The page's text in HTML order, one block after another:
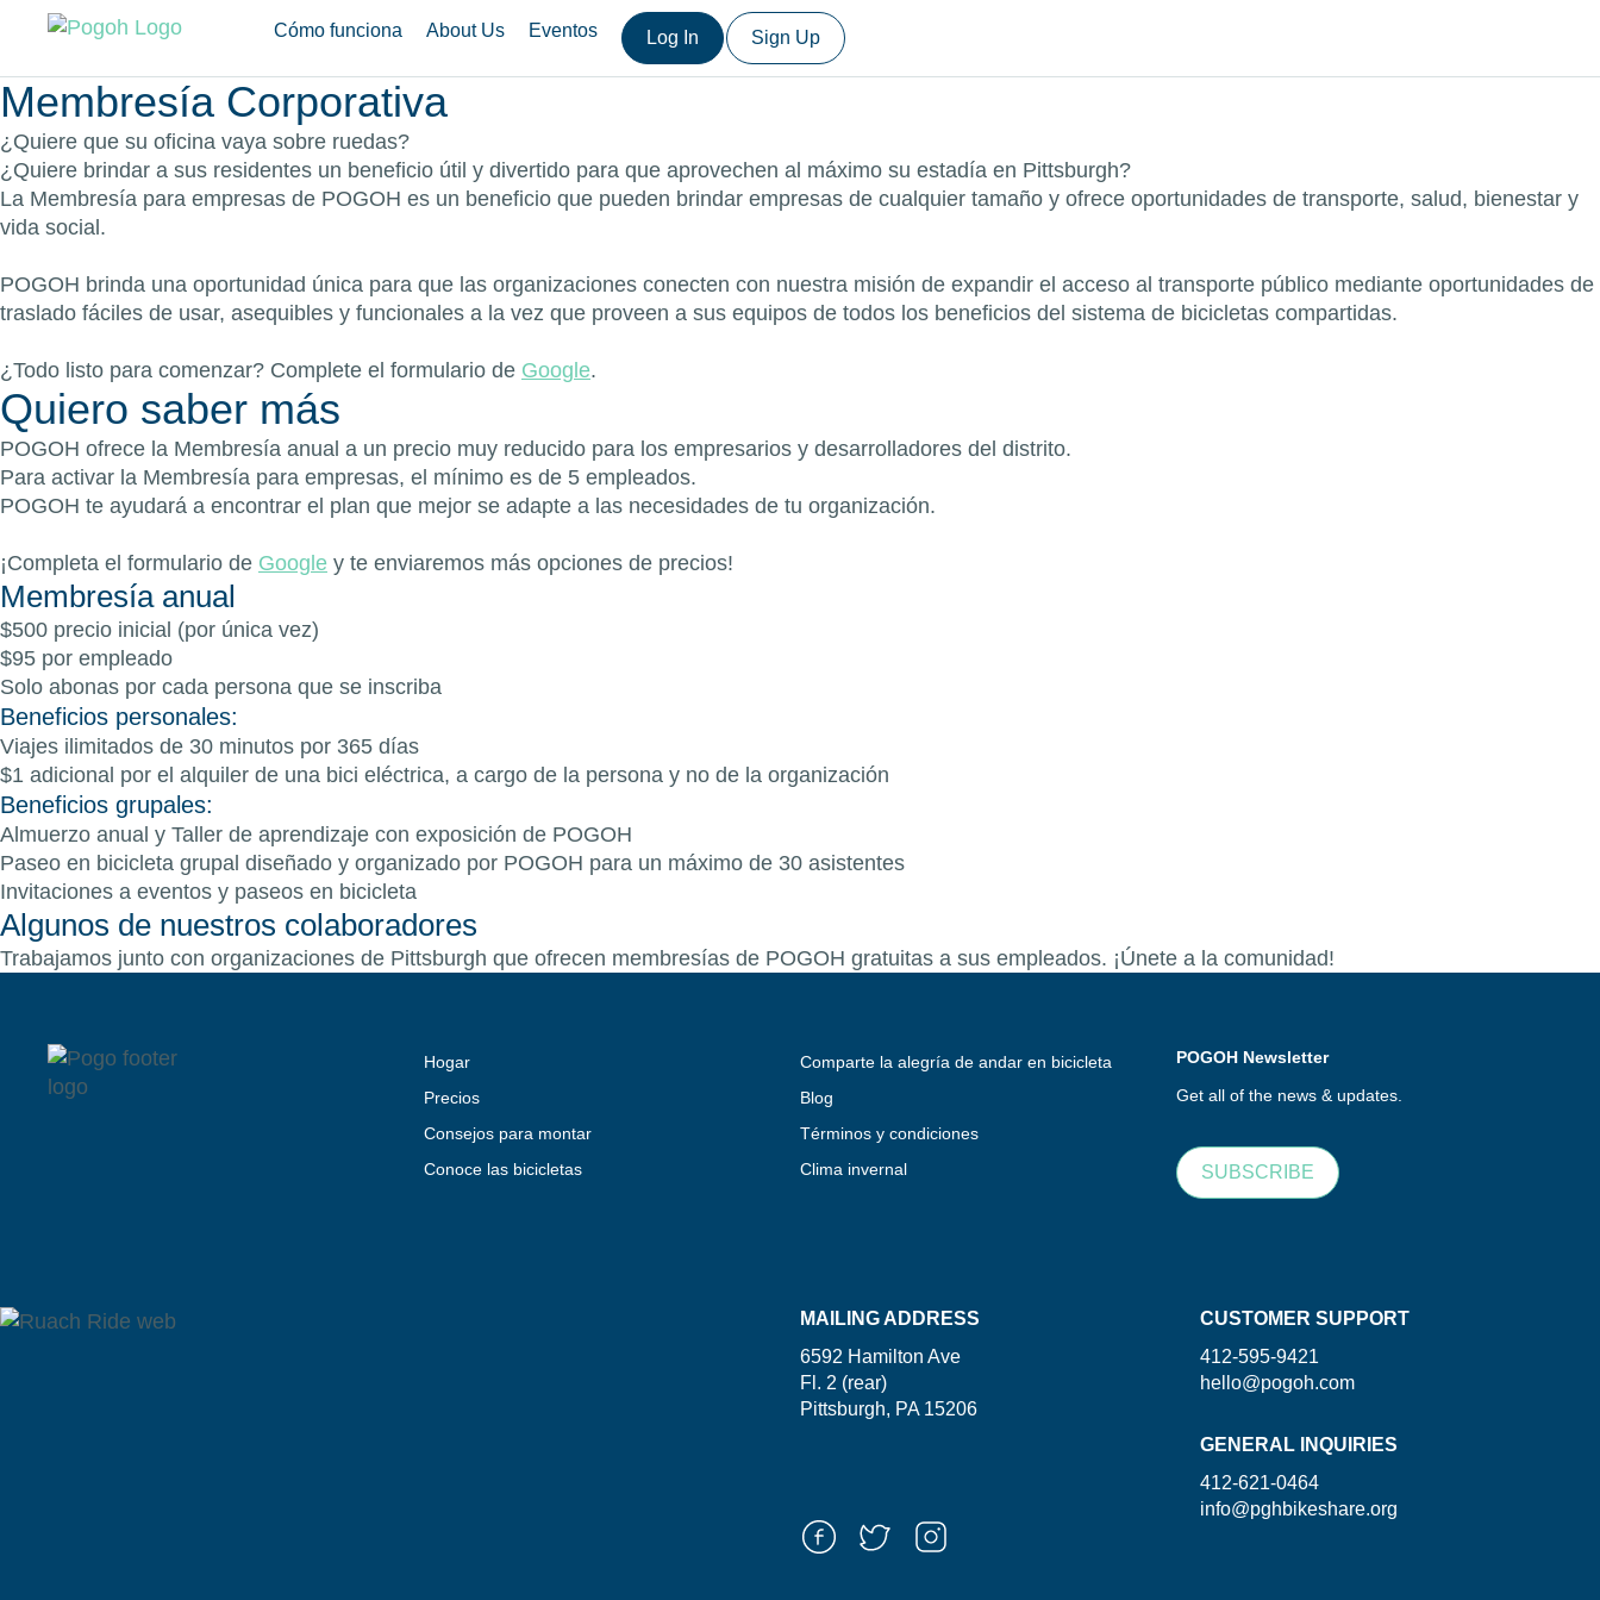
Cómo funciona About Us Eventos Log In Sign Up
Membresía Corporativa
¿Quiere que su oficina vaya sobre ruedas?
¿Quiere brindar a sus residentes un beneficio útil y divertido para que aprovechen al máximo su estadía en Pittsburgh?
La Membresía para empresas de POGOH es un beneficio que pueden brindar empresas de cualquier tamaño y ofrece oportunidades de transporte, salud, bienestar y
vida social.
POGOH brinda una oportunidad única para que las organizaciones conecten con nuestra misión de expandir el acceso al transporte público mediante oportunidades de
traslado fáciles de usar, asequibles y funcionales a la vez que proveen a sus equipos de todos los beneficios del sistema de bicicletas compartidas.
¿Todo listo para comenzar? Complete el formulario de Google.
Quiero saber más
POGOH ofrece la Membresía anual a un precio muy reducido para los empresarios y desarrolladores del distrito.
Para activar la Membresía para empresas, el mínimo es de 5 empleados.
POGOH te ayudará a encontrar el plan que mejor se adapte a las necesidades de tu organización.
¡Completa el formulario de Google y te enviaremos más opciones de precios!
Membresía anual
$500 precio inicial (por única vez)
$95 por empleado
Solo abonas por cada persona que se inscriba
Beneficios personales:
Viajes ilimitados de 30 minutos por 365 días
$1 adicional por el alquiler de una bici eléctrica, a cargo de la persona y no de la organización
Beneficios grupales:
Almuerzo anual y Taller de aprendizaje con exposición de POGOH
Paseo en bicicleta grupal diseñado y organizado por POGOH para un máximo de 30 asistentes
Invitaciones a eventos y paseos en bicicleta
Algunos de nuestros colaboradores
Trabajamos junto con organizaciones de Pittsburgh que ofrecen membresías de POGOH gratuitas a sus empleados. ¡Únete a la comunidad!
Hogar
Precios
Consejos para montar
Conoce las bicicletas
Comparte la alegría de andar en bicicleta
Blog
Términos y condiciones
Clima invernal
POGOH Newsletter
Get all of the news & updates.
SUBSCRIBE
MAILING ADDRESS
6592 Hamilton Ave
Fl. 2 (rear)
Pittsburgh, PA 15206
CUSTOMER SUPPORT
412-595-9421
hello@pogoh.com
GENERAL INQUIRIES
412-621-0464
info@pghbikeshare.org